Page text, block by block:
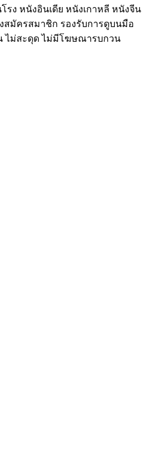
รง หนังอินเดีย หนังเกาหลี หนังจีน
สมัครสมาชิก รองรับการดูบนมือ
ไม่สะดุด ไม่มีโฆษณารบกวน